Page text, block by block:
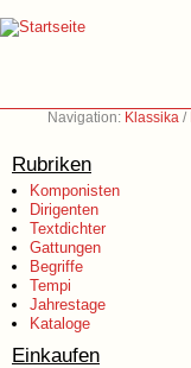
Navigation: Klassika /
Rubriken
Komponisten
Dirigenten
Textdichter
Gattungen
Begriffe
Tempi
Jahrestage
Kataloge
Einkaufen